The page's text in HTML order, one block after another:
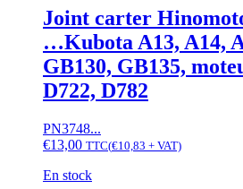
C144,...,
E202,
E204,
E222,...
Joint carter
…Kubota A13, A14,
GB130, GB135,
D722, D782
PN3748...
€13,00 TTC(€10,83 + VAT)
En stock